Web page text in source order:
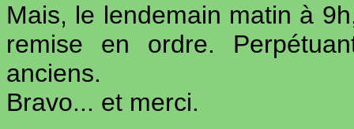
Mais, le lendemain matin à
remise en ordre.
anciens.
Bravo... et merci.